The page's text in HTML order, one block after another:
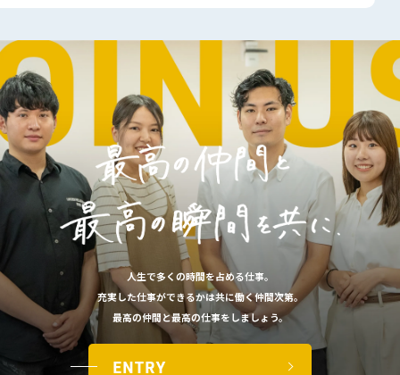
人生で​多くの​時間を​占める​仕事。
充実した​仕事が​できるかは​共に​働く​仲間次第。
最高の​仲間と​最高の​仕事を​しましょう。​
ENTRY